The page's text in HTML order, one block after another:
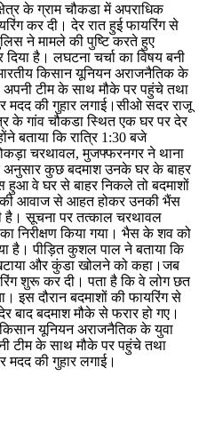
के ग्राम चौकडा में अपराधिक
कर दी। देर रात हुई फायरिंग से
ने मामले की पुष्टि करते हुए
है। लघटना चर्चा का विषय बनी
किसान यूनियन अराजनैतिक के
अपनी टीम के साथ मौके पर पहुंचे तथा
मदद की गुहार लगाई।सीओ सदर राजू
के गांव चौकडा स्थित एक घर पर देर
बताया कि रात्रि 1:30 बजे
चरथावल, मुजफ्फरनगर ने थाना
कुछ बदमाश उनके घर के बाहर
वे घर से बाहर निकले तो बदमाशों
की आवाज से आहत होकर उनकी भैंस
है। सूचना पर तत्काल चरथावल
निरीक्षण किया गया। भैस के शव को
है। पीड़ित कुशल पाल ने बताया कि
और कुंडा खोलने को कहा।जब
शुरू कर दी। पता है कि वे लोग छत
इस दौरान बदमाशों की फायरिंग से
बदमाश मौके से फरार हो गए।
किसान यूनियन अराजनैतिक के युवा
टीम के साथ मौके पर पहुंचे तथा
मदद की गुहार लगाई।